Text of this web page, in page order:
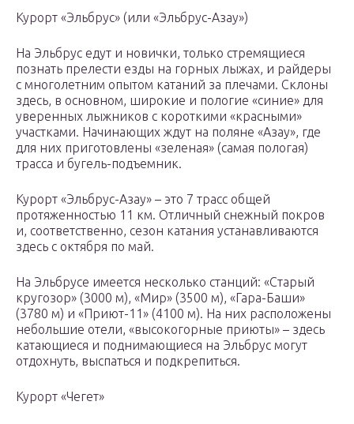
Курорт «Эльбрус» (или «Эльбрус-Азау»)
На Эльбрус едут и новички, только стремящиеся
познать прелести езды на горных лыжах, и райдеры
с многолетним опытом катаний за плечами. Склоны
здесь, в основном, широкие и пологие «синие» для
уверенных лыжников с короткими «красными»
участками. Начинающих ждут на поляне «Азау», где
для них приготовлены «зеленая» (самая пологая)
трасса и бугель-подъемник.
Курорт «Эльбрус-Азау» – это 7 трасс общей
протяженностью 11 км. Отличный снежный покров
и, соответственно, сезон катания устанавливаются
здесь с октября по май.
На Эльбрусе имеется несколько станций: «Старый
кругозор» (3000 м), «Мир» (3500 м), «Гара-Баши»
(3780 м) и «Приют-11» (4100 м). На них расположены
небольшие отели, «высокогорные приюты» – здесь
катающиеся и поднимающиеся на Эльбрус могут
отдохнуть, выспаться и подкрепиться.
Курорт «Чегет»